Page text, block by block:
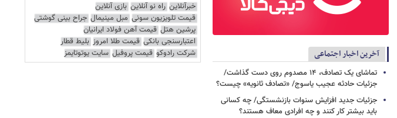
آخرین اخبار اجتماعی
تماشای یک تصادف، ۱۴ مصدوم روی دست گذاشت/
جزئیات حادثه عجیب یاسوج/ «تصادف ثانویه» چیست؟
جزئیات جدید افزایش سنوات بازنشستگی/ چه کسانی
باید بیشتر کار کنند و چه افرادی معاف هستند؟
خبرآنلاین راه نو آنلاین بازی آنلاین
قیمت تلویزیون سونی مبل مینیمال جراح بینی گوشتی
پرشین هتل قیمت آهن فولاد ایرانیان
اعتبارسنجی بانکی قیمت طلا امروز بلیط قطار
شرکت رادوکو قیمت پروفیل سایت یوتوتایمز